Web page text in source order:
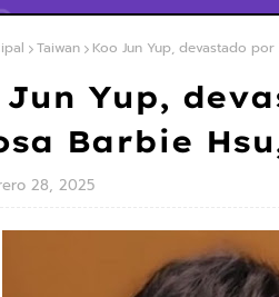
Taiwan Koo Jun Yup, devastado
Jun Yup,
Barbie
28, 2025